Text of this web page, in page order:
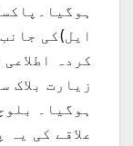
ایل)کی
کردہ
زیارت بلاک
ہوگیا۔
علاقے کی